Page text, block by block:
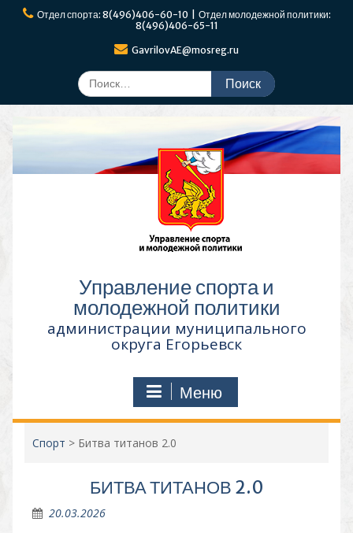
ПерейтиОтдел спорта: 8(496)406-60-10 | Отдел молодежной политики:
8(496)406-65-11
GavrilovAE@mosreg.ru
Поиск
по:
Управление спорта и
молодежной политики
администрации муниципального
округа Егорьевск
Меню
Спорт > Битва титанов 2.0
БИТВА ТИТАНОВ 2.0
20.03.2026